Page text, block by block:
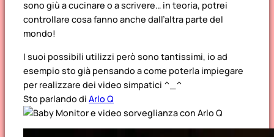
sono giù a cucinare o a scrivere… in teoria, potrei
controllare cosa fanno anche dall’altra parte del
mondo!
I suoi possibili utilizzi però sono tantissimi, io ad
esempio sto già pensando a come poterla impiegare
per realizzare dei video simpatici ^_^
Sto parlando di Arlo Q